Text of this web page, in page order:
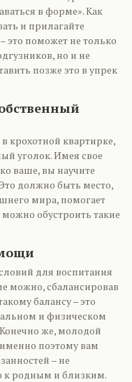
в форме». Как
и прилагайте
это поможет не только
но и не
позже это в упрек
крохотной квартирке,
уголок. Имея свое
ваше, вы научите
должно быть место,
мира, помогает
обустроить такие
для воспитания
можно, сбалансировав
балансу – это
и физическом
же, молодой
поэтому вам
– не
к родным и близким.